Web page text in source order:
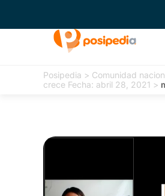
Posipedia > Comunidad
crece Fecha: abril 28, 2021 >